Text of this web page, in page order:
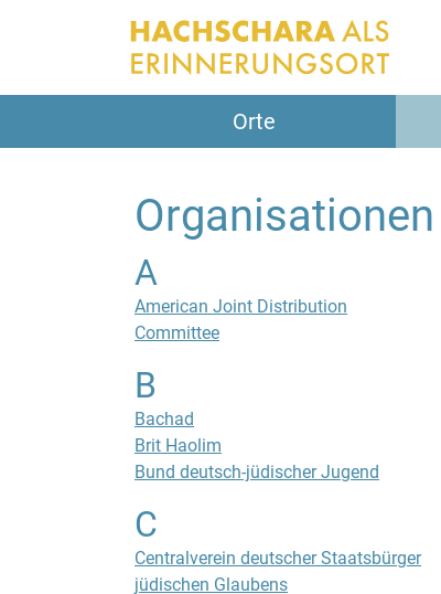
Orte
Organisationen
A
American Joint Distribution
Committee
B
Bachad
Brit Haolim
Bund deutsch-jüdischer Jugend
C
Centralverein deutscher Staatsbürger
jüdischen Glaubens